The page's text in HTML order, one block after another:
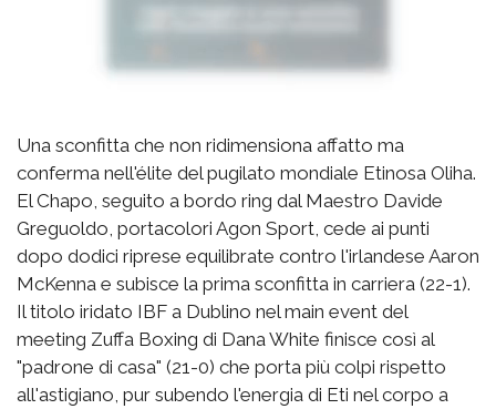
Una sconfitta che non ridimensiona affatto ma
conferma nell'élite del pugilato mondiale Etinosa Oliha.
El Chapo, seguito a bordo ring dal Maestro Davide
Greguoldo, portacolori Agon Sport, cede ai punti
dopo dodici riprese equilibrate contro l'irlandese Aaron
McKenna e subisce la prima sconfitta in carriera (22-1).
Il titolo iridato IBF a Dublino nel main event del
meeting Zuffa Boxing di Dana White finisce così al
"padrone di casa" (21-0) che porta più colpi rispetto
all'astigiano, pur subendo l'energia di Eti nel corpo a